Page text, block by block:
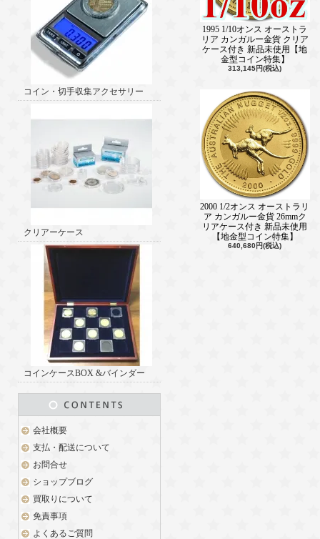
コイン・切手収集アクセサリー
クリアーケース
コインケースBOX &バインダー
会社概要
支払・配送について
お問合せ
ショップブログ
買取りについて
免責事項
よくあるご質問
1995 1/10オンス オーストラ
リア カンガルー金貨 クリア
ケース付き 新品未使用【地
金型コイン特集】
313,145円(税込)
2000 1/2オンス オーストラリ
ア カンガルー金貨 26mmク
リアケース付き 新品未使用
【地金型コイン特集】
640,680円(税込)